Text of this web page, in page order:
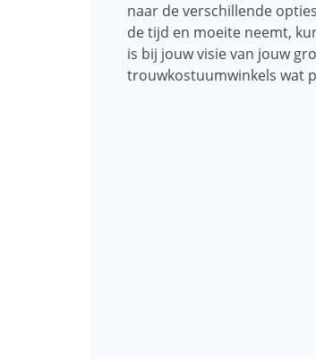
naar de verschillende
de tijd en moeite neemt,
is bij jouw visie van jouw
trouwkostuumwinkels wat